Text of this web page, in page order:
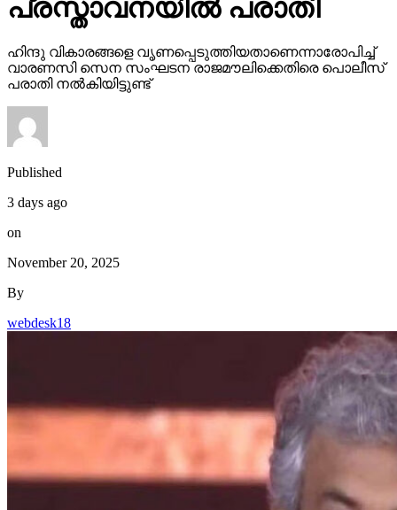
പ്രസ്താവനയില്‍ പരാതി
ഹിന്ദു വികാരങ്ങളെ വൃണപ്പെടുത്തിയതാണെന്നാരോപിച്ച്
വാരണസി സെന സംഘടന രാജമൗലിക്കെതിരെ പൊലീസ്
പരാതി നല്‍കിയിട്ടുണ്ട്
Published
3 days ago
on
November 20, 2025
By
webdesk18